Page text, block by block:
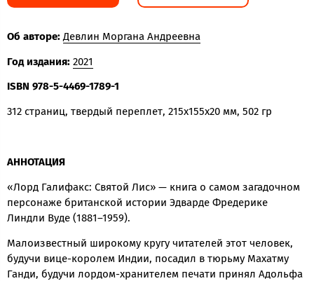
Об авторе:Девлин Моргана Андреевна
Год издания: 2021
ISBN 978-5-4469-1789-1
312 страниц, твердый переплет, 215x155x20 мм, 502 гр
АННОТАЦИЯ
«Лорд Галифакс: Святой Лис» — книга о самом загадочном
персонаже британской истории Эдварде Фредерике
Линдли Вуде (1881–1959).
Малоизвестный широкому кругу читателей этот человек,
будучи вице-королем Индии, посадил в тюрьму Махатму
Ганди, будучи лордом-хранителем печати принял Адольфа